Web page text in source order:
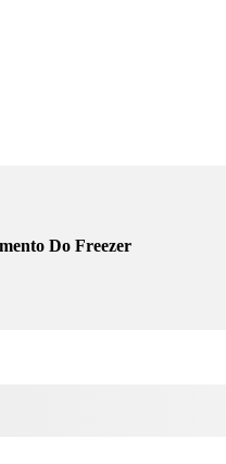
Do Freezer